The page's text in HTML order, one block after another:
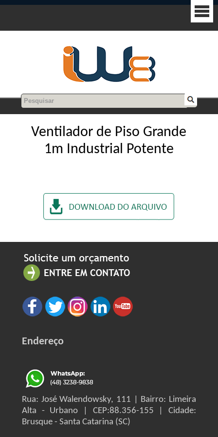
Ventilador de Piso Grande
1m Industrial Potente
Endereço
Rua: José Walendowsky, 111 | Bairro: Limeira
Alta - Urbano | CEP:88.356-155 | Cidade:
Brusque - Santa Catarina (SC)